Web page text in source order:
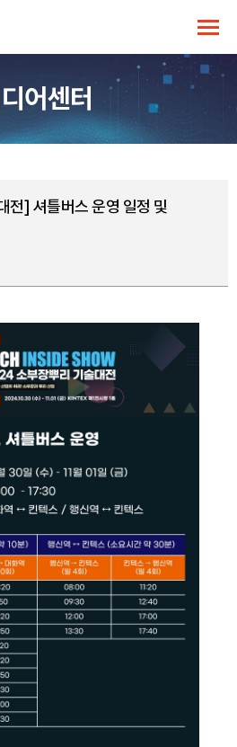
어센터
] 셔틀버스 운영 일정 및